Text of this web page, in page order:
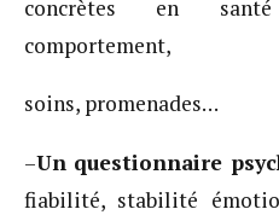
concrètes en
comportement,
soins, promenades…
–Un questionnaire
fiabilité, stabilité